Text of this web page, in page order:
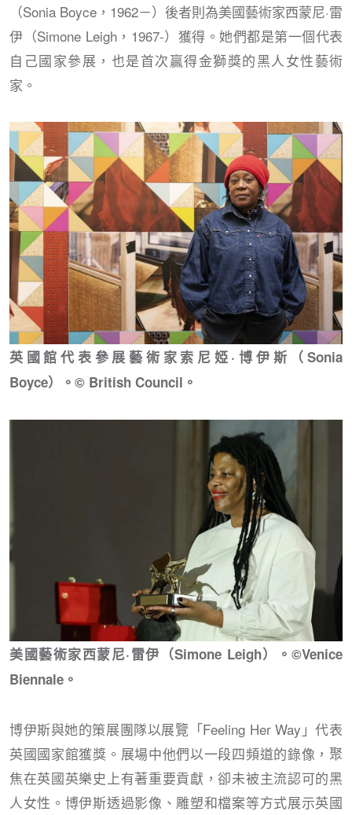
（Sonia Boyce，1962－）後者則為美國藝術家西蒙尼·雷
伊（Simone Leigh，1967-）獲得。她們都是第一個代表
自己國家參展，也是首次贏得金獅獎的黑人女性藝術
家。
英國館代表參展藝術家索尼婭·博伊斯（Sonia
Boyce）。© British Council。
美國藝術家西蒙尼·雷伊（Simone Leigh）。©Venice
Biennale。
博伊斯與她的策展團隊以展覽「Feeling Her Way」代表
英國國家館獲獎。展場中他們以一段四頻道的錄像，聚
焦在英國英樂史上有著重要貢獻，卻未被主流認可的黑
人女性。博伊斯透過影像、雕塑和檔案等方式展示英國